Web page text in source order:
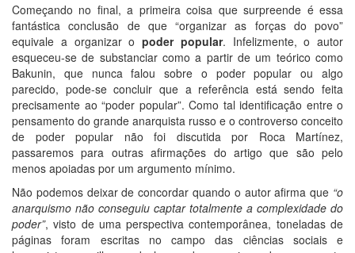
Começando no final, a primeira coisa que surpreende é essa
fantástica conclusão de que “organizar as forças do povo”
equivale a organizar o poder popular. Infelizmente, o autor
esqueceu-se de substanciar como a partir de um teórico como
Bakunin, que nunca falou sobre o poder popular ou algo
parecido, pode-se concluir que a referência está sendo feita
precisamente ao “poder popular”. Como tal identificação entre o
pensamento do grande anarquista russo e o controverso conceito
de poder popular não foi discutida por Roca Martínez,
passaremos para outras afirmações do artigo que são pelo
menos apoiadas por um argumento mínimo.
Não podemos deixar de concordar quando o autor afirma que “o
anarquismo não conseguiu captar totalmente a complexidade do
poder”, visto de uma perspectiva contemporânea, toneladas de
páginas foram escritas no campo das ciências sociais e